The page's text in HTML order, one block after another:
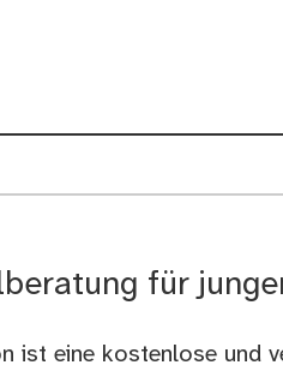
für
ist eine kostenlose